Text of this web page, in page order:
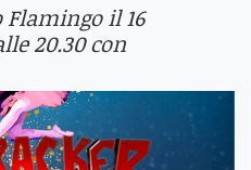
Flamingo il 16
20.30 con